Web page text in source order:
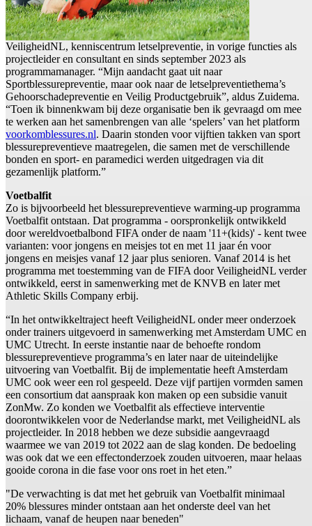
VeiligheidNL, kenniscentrum letselpreventie, in vorige functies als
projectleider en consultant en sinds september 2023 als
programmamanager. “Mijn aandacht gaat uit naar
Sportblessurepreventie, maar ook naar de letselpreventiethema’s
Gehoorschadepreventie en Veilig Productgebruik”, aldus Zuidema.
“Toen ik binnenkwam bij deze organisatie ben ik gevraagd om mee
te werken aan het samenbrengen van alle ‘spelers’ van het platform
voorkomblessures.nl. Daarin stonden voor vijftien takken van sport
blessurepreventieve maatregelen, die samen met de verschillende
bonden en sport- en paramedici werden uitgedragen via dit
gezamenlijk platform.”
Voetbalfit
Zo is bijvoorbeeld het blessurepreventieve warming-up programma
Voetbalfit ontstaan. Dat programma - oorspronkelijk ontwikkeld
door wereldvoetbalbond FIFA onder de naam '11+(kids)' - kent twee
varianten: voor jongens en meisjes tot en met 11 jaar én voor
jongens en meisjes vanaf 12 jaar plus senioren. Vanaf 2014 is het
programma met toestemming van de FIFA door VeiligheidNL verder
ontwikkeld, eerst in samenwerking met de KNVB en later met
Athletic Skills Company erbij.
“In het ontwikkeltraject heeft VeiligheidNL onder meer onderzoek
onder trainers uitgevoerd in samenwerking met Amsterdam UMC en
UMC Utrecht. In eerste instantie naar de behoefte rondom
blessurepreventieve programma’s en later naar de uiteindelijke
uitvoering van Voetbalfit. Bij de implementatie heeft Amsterdam
UMC ook weer een rol gespeeld. Deze vijf partijen vormden samen
een consortium dat aanspraak kon maken op een subsidie vanuit
ZonMw. Zo konden we Voetbalfit als effectieve interventie
doorontwikkelen voor de Nederlandse markt, met VeiligheidNL als
projectleider. In 2018 hebben we deze subsidie aangevraagd
waarmee we van 2019 tot 2022 aan de slag konden. De bedoeling
was ook dat we een effectonderzoek zouden uitvoeren, maar helaas
gooide corona in die fase voor ons roet in het eten.”
"De verwachting is dat met het gebruik van Voetbalfit minimaal
20% blessures minder ontstaan aan het onderste deel van het
lichaam, vanaf de heupen naar beneden"